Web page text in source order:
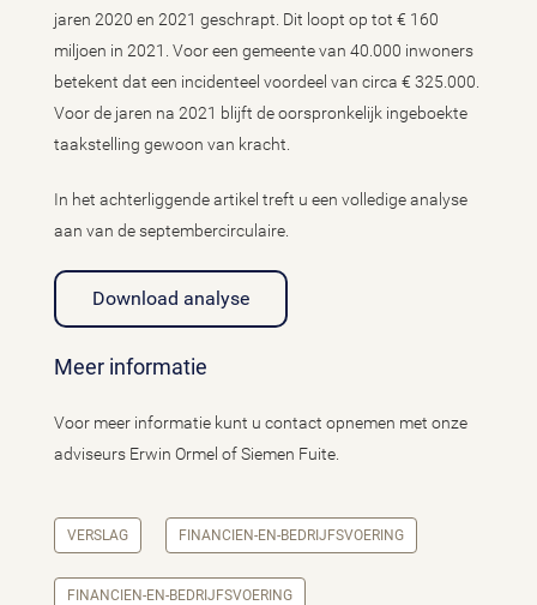
jaren 2020 en 2021 geschrapt. Dit loopt op tot € 160
miljoen in 2021. Voor een gemeente van 40.000 inwoners
betekent dat een incidenteel voordeel van circa € 325.000.
Voor de jaren na 2021 blijft de oorspronkelijk ingeboekte
taakstelling gewoon van kracht.
In het achterliggende artikel treft u een volledige analyse
aan van de septembercirculaire.
Download analyse
Meer informatie
Voor meer informatie kunt u contact opnemen met onze
adviseurs Erwin Ormel of Siemen Fuite.
VERSLAG FINANCIEN-EN-BEDRIJFSVOERING
FINANCIEN-EN-BEDRIJFSVOERING